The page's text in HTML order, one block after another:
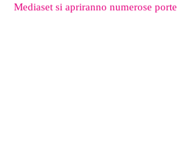
Mediaset si apriranno numerose porte